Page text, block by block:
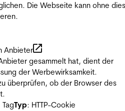
Die Webseite kann ohne
Anbieter
gesammelt hat, dient der
der Werbewirksamkeit.
überprüfen, ob der Browser des
Typ: HTTP-Cookie